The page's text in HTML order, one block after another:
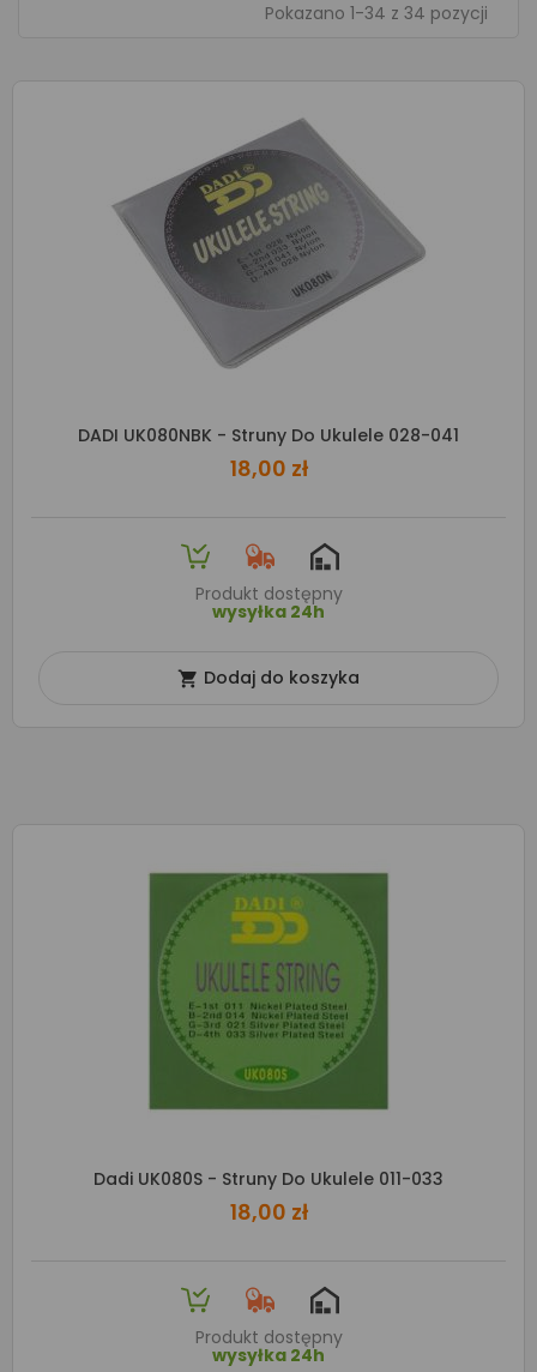
Pokazano 1-34 z 34 pozycji
DADI UK080NBK - Struny Do Ukulele 028-041
18,00 zł
Produkt dostępny
wysyłka 24h
 Dodaj do koszyka
Dadi UK080S - Struny Do Ukulele 011-033
18,00 zł
Produkt dostępny
wysyłka 24h